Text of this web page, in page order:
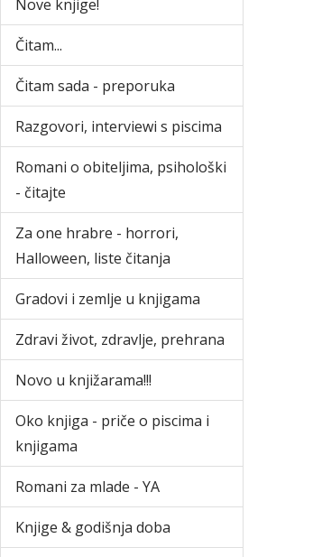
Nove knjige!
Čitam...
Čitam sada - preporuka
Razgovori, interviewi s piscima
Romani o obiteljima, psihološki
- čitajte
Za one hrabre - horrori,
Halloween, liste čitanja
Gradovi i zemlje u knjigama
Zdravi život, zdravlje, prehrana
Novo u knjižarama!!!
Oko knjiga - priče o piscima i
knjigama
Romani za mlade - YA
Knjige & godišnja doba